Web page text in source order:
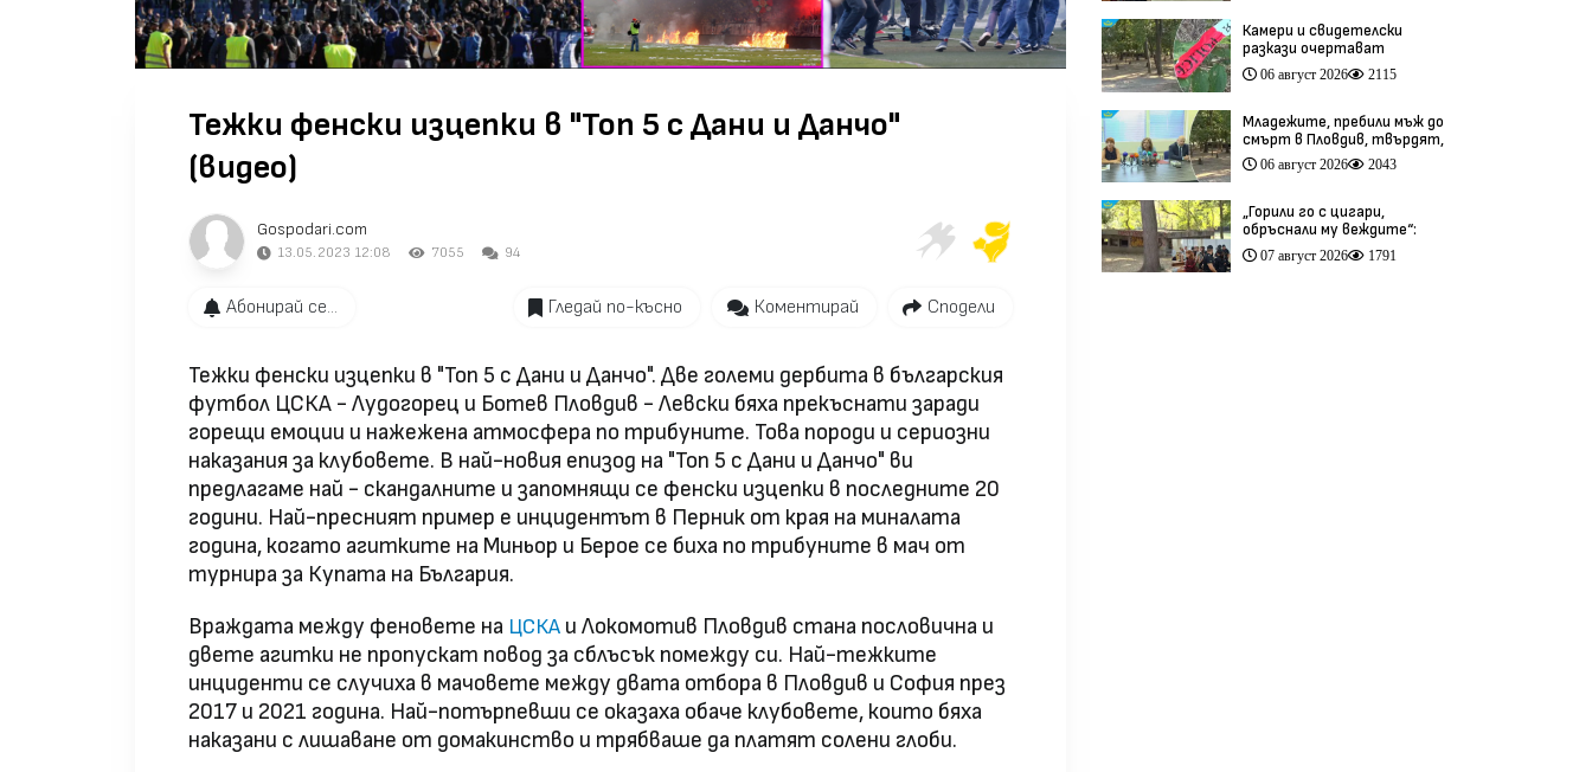
Тежки фенски изцепки в "Топ 5 с Дани и Данчо"
(видео)
Gospodari.com
13.05.2023 12:08 7055 94
Абонирай се... Гледай по-късно Коментирай Сподели
Тежки фенски изцепки в "Топ 5 с Дани и Данчо". Две големи дербита в българския
футбол ЦСКА - Лудогорец и Ботев Пловдив - Левски бяха прекъснати заради
горещи емоции и нажежена атмосфера по трибуните. Това породи и сериозни
наказания за клубовете. В най-новия епизод на "Топ 5 с Дани и Данчо" ви
предлагаме най - скандалните и запомнящи се фенски изцепки в последните 20
години. Най-пресният пример е инцидентът в Перник от края на миналата
година, когато агитките на Миньор и Берое се биха по трибуните в мач от
турнира за Купата на България.
Враждата между феновете на ЦСКА и Локомотив Пловдив стана пословична и
двете агитки не пропускат повод за сблъсък помежду си. Най-тежките
инциденти се случиха в мачовете между двата отбора в Пловдив и София през
2017 и 2021 година. Най-потърпевши се оказаха обаче клубовете, които бяха
наказани с лишаване от домакинство и трябваше да платят солени глоби.
Камери и свидетелски
разкази очертават
хронологията на фаталния
побой край Младежкия хълм
06 август 2026 2115
Младежите, пребили мъж до
смърт в Пловдив, твърдят,
че са „ловци на педофили”
(видео)
06 август 2026 2043
„Горили го с цигари,
обръснали му веждите“:
Побойниците от Пловдив
остават в ареста (видео)
07 август 2026 1791